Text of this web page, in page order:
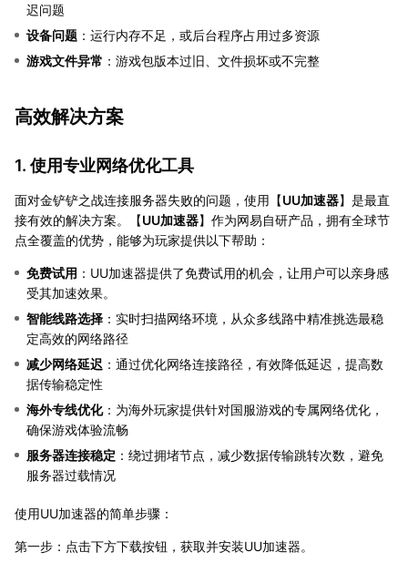
迟问题
设备问题 ：运行内存不足，或后台程序占用过多资源
游戏文件异常 ：游戏包版本过旧、文件损坏或不完整
高效解决方案
1. 使用专业网络优化工具
面对金铲铲之战连接服务器失败的问题，使用【UU加速器】是最直
接有效的解决方案。【UU加速器】作为网易自研产品，拥有全球节
点全覆盖的优势，能够为玩家提供以下帮助：
免费试用 ：UU加速器提供了免费试用的机会，让用户可以亲身感
受其加速效果。
智能线路选择 ：实时扫描网络环境，从众多线路中精准挑选最稳
定高效的网络路径
减少网络延迟 ：通过优化网络连接路径，有效降低延迟，提高数
据传输稳定性
海外专线优化：为海外玩家提供针对国服游戏的专属网络优化，
确保游戏体验流畅
服务器连接稳定 ：绕过拥堵节点，减少数据传输跳转次数，避免
服务器过载情况
使用UU加速器的简单步骤：
第一步：点击下方下载按钮，获取并安装UU加速器。